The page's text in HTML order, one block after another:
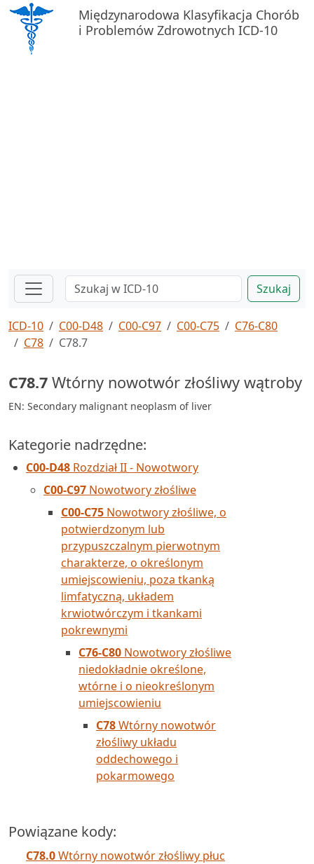
Międzynarodowa Klasyfikacja Chorób
i Problemów Zdrowotnych ICD-10
Szukaj
ICD-10 C00-D48 C00-C97 C00-C75
C76-C80
C78
C78.7
C78.7 Wtórny nowotwór złośliwy wątroby
EN: Secondary malignant neoplasm of liver
Kategorie nadrzędne:
C00-D48 Rozdział II - Nowotwory
C00-C97 Nowotwory złośliwe
C00-C75 Nowotwory złośliwe, o
potwierdzonym lub
przypuszczalnym pierwotnym
charakterze, o określonym
umiejscowieniu, poza tkanką
limfatyczną, układem
krwiotwórczym i tkankami
pokrewnymi
C76-C80 Nowotwory złośliwe
niedokładnie określone,
wtórne i o nieokreślonym
umiejscowieniu
C78Wtórny nowotwór
złośliwy układu
oddechowego i
pokarmowego
Powiązane kody:
C78.0Wtórny nowotwór złośliwy płuc